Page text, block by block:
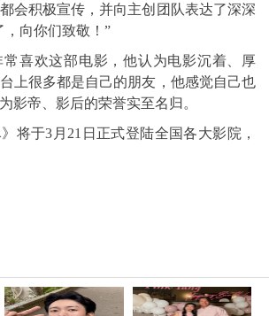
会积极宣传，并向主创团队表达了深深
，向你们致敬！”
喜欢这部电影，他认为电影沉着、厚
上很多都是自己的朋友，他感觉自己也
影帝、影后的荣誉实至名归。
将于3月21日正式登陆全国各大影院，